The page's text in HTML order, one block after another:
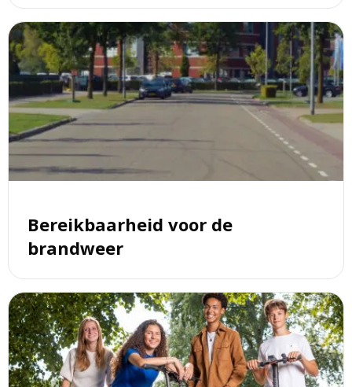
Bereikbaarheid voor de
brandweer
Lees
meer
over
Bereikbaarheid
voor
brandweer
Lees
meer
over
Veilig
laden